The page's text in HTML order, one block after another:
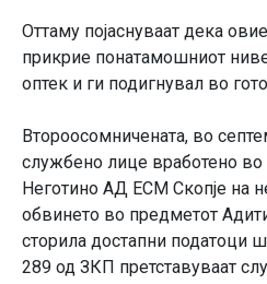
Оттаму појаснуваат дека
прикрие понатамошниот
оптек и ги подигнувал во
Второосомничената, во
службено лице вработено
Неготино АД ЕСМ Скопје на
обвинето во предметот
сторила достапни податоци
289 од ЗКП претставуваат